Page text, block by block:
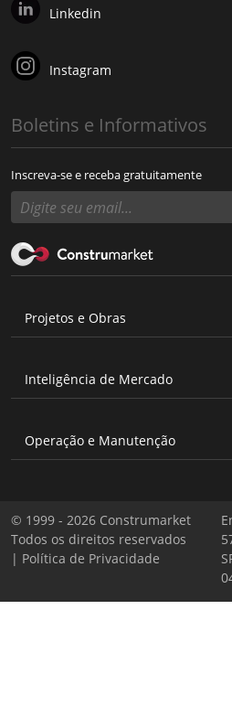
Linkedin
Instagram
Boletins e Informativos
Inscreva-se e receba gratuitamente
Projetos e Obras
Inteligência de Mercado
Operação e Manutenção
© 1999 - 2026 Construmarket
Todos os direitos reservados
| Política de Privacidade